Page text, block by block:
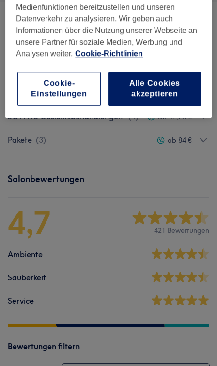
Summer Special Isar Spa (2) ab 84 €
Signatur Behandlungen (2) ab 84 €
Express Behandlungen ab 47,20 €
SOTHYS Gesichtsbehandlungen (4) ab 47,20 €
Pakete (3) ab 84 €
Salonbewertungen
4,7 421 Bewertungen
Ambiente
Sauberkeit
Service
Bewertungen filtern
Medienfunktionen bereitzustellen und unseren
Datenverkehr zu analysieren. Wir geben auch
Informationen über die Nutzung unserer Webseite an
unsere Partner für soziale Medien, Werbung und
Analysen weiter. Cookie-Richtlinien
Cookie-
Einstellungen
Alle Cookies
akzeptieren